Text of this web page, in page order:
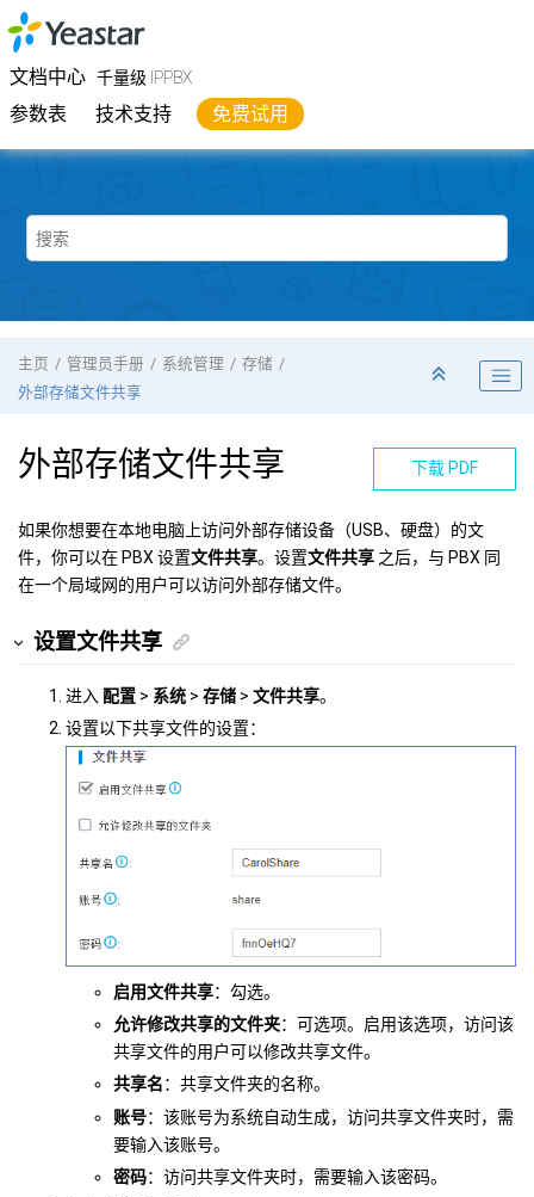
跳转到主要内容
文档中心 千量级 IPPBX
参数表 技术支持 免费试用
Yeastar千量级 IPPBX
主页 管理员手册 系统管理
存储
外部存储文件共享
下载 PDF
外部存储文件共享
如果你想要在本地电脑上访问外部存储设备（USB、硬盘）的文
件，你可以在 PBX 设置文件共享。设置文件共享 之后，与 PBX 同
在一个局域网的用户可以访问外部存储文件。
设置文件共享
进入 配置 > 系统 > 存储 > 文件共享。
设置以下共享文件的设置：
启用文件共享：勾选。
允许修改共享的文件夹：可选项。启用该选项，访问该
共享文件的用户可以修改共享文件。
共享名：共享文件夹的名称。
账号：该账号为系统自动生成，访问共享文件夹时，需
要输入该账号。
密码：访问共享文件夹时，需要输入该密码。